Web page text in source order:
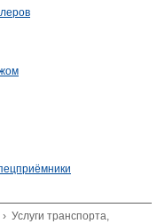
› Услуги транспорта,